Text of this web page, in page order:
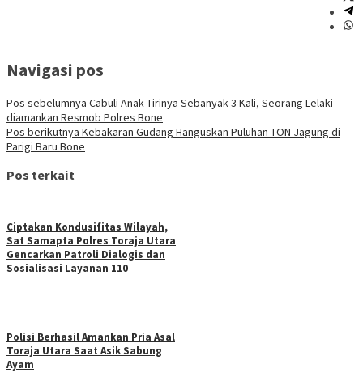
Navigasi pos
Pos sebelumnya Cabuli Anak Tirinya Sebanyak 3 Kali, Seorang Lelaki
diamankan Resmob Polres Bone
Pos berikutnya Kebakaran Gudang Hanguskan Puluhan TON Jagung di
Parigi Baru Bone
Pos terkait
Ciptakan Kondusifitas Wilayah,
Sat Samapta Polres Toraja Utara
Gencarkan Patroli Dialogis dan
Sosialisasi Layanan 110
Polisi Berhasil Amankan Pria Asal
Toraja Utara Saat Asik Sabung
Ayam